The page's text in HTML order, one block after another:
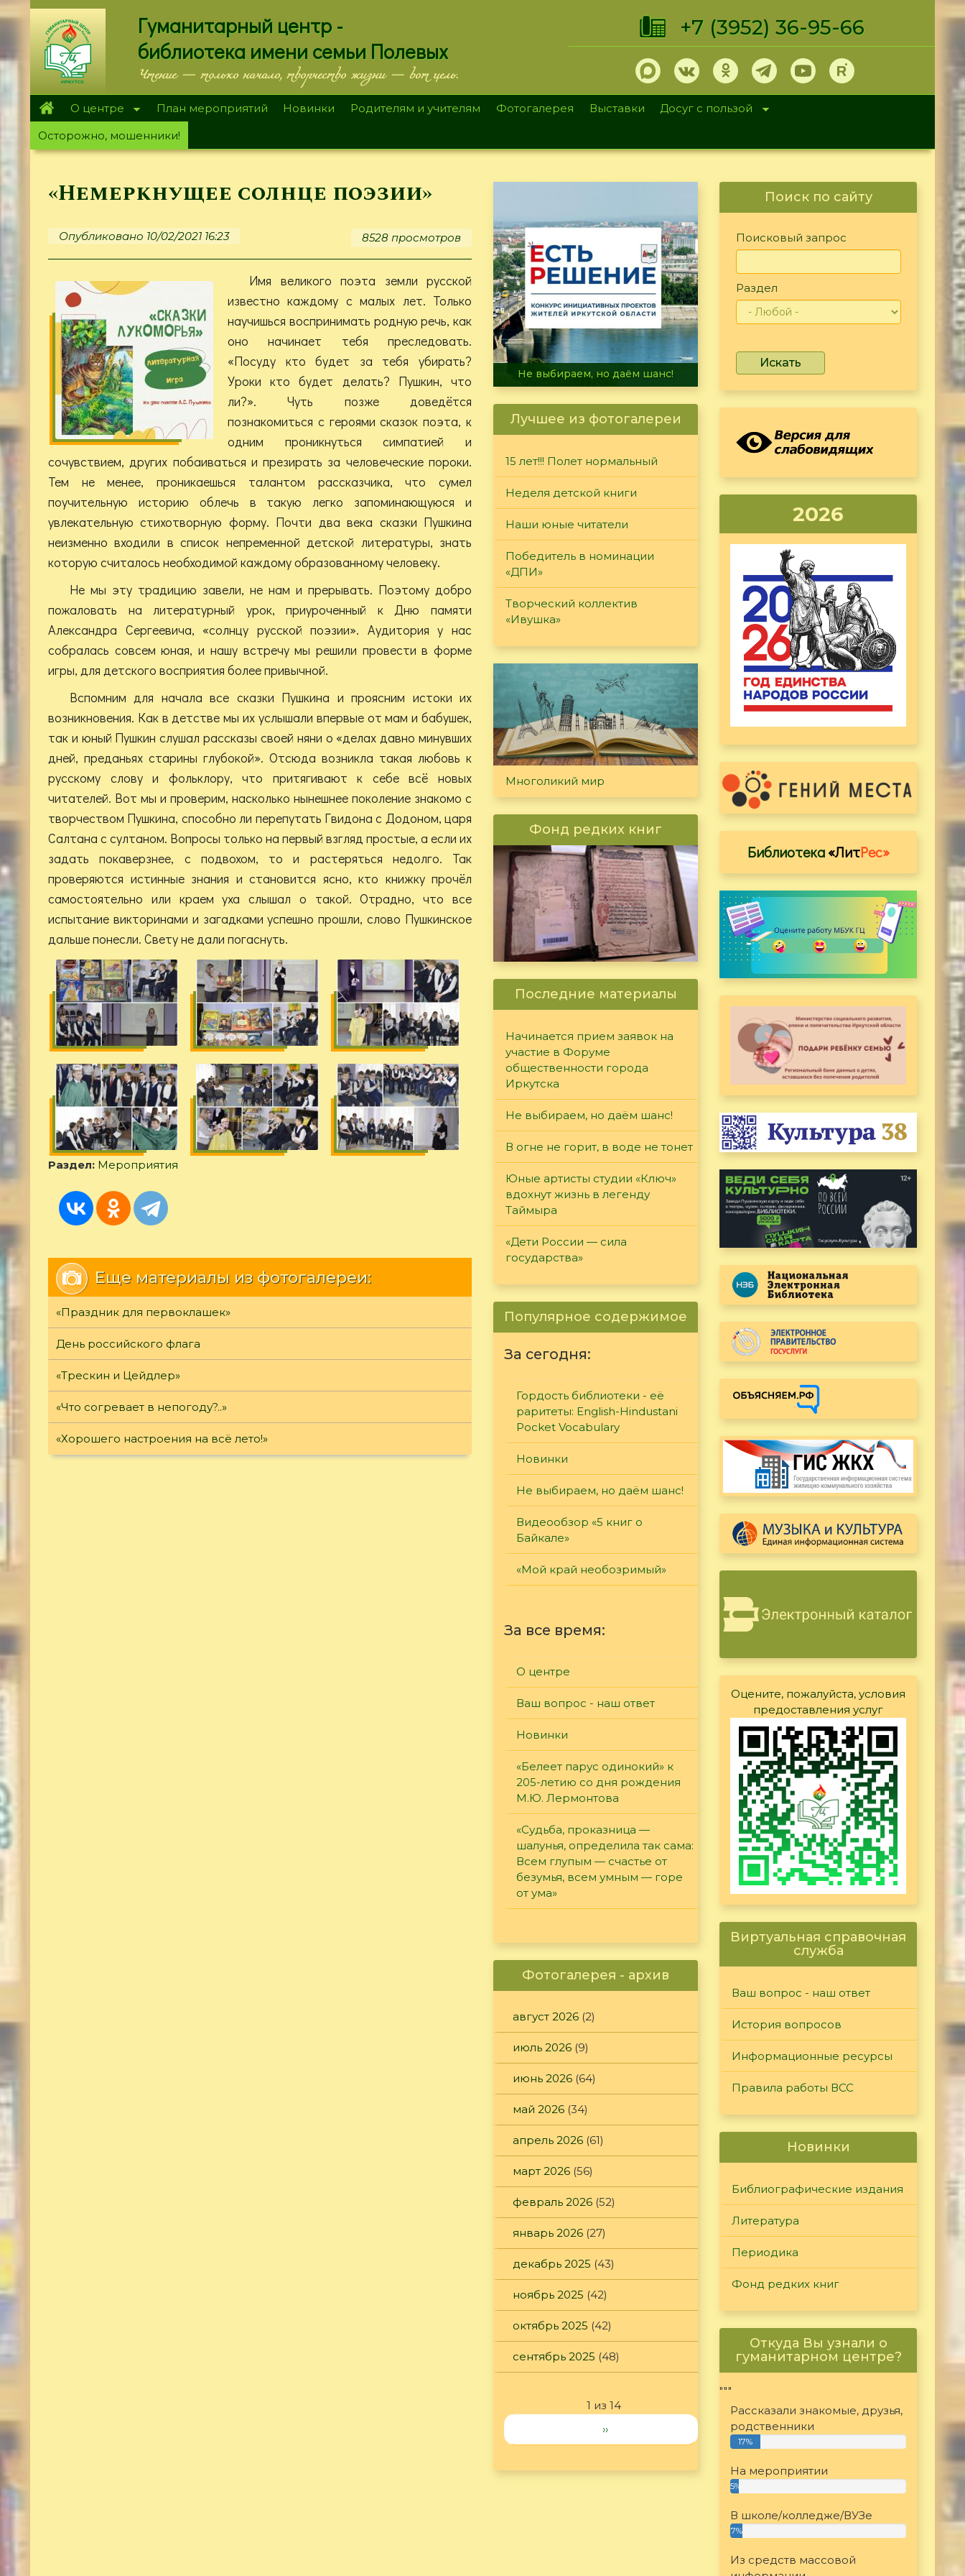
Перейти
к
основному
содержанию
Гуманитарный центр -
библиотека имени семьи Полевых
Чтение — только начало, творчество жизни — вот цель.
+7 (3952) 36-95-66
О центре План мероприятий Новинки Родителям и учителям Фотогалерея Выставки
Досуг с пользой
Осторожно, мошенники!
«Немеркнущее солнце поэзии»
Опубликовано 10/02/2021 16:23 8528 просмотров
Имя великого поэта земли русской
известно каждому с малых лет. Только
научишься воспринимать родную речь, как
оно начинает тебя преследовать.
«Посуду кто будет за тебя убирать?
Уроки кто будет делать? Пушкин, что
ли?». Чуть позже доведётся
познакомиться с героями сказок поэта, к
одним проникнуться симпатией и
сочувствием, других побаиваться и презирать за человеческие пороки.
Тем не менее, проникаешься талантом рассказчика, что сумел
поучительную историю облечь в такую легко запоминающуюся и
увлекательную стихотворную форму. Почти два века сказки Пушкина
неизменно входили в список непременной детской литературы, знать
которую считалось необходимой каждому образованному человеку.
Не мы эту традицию завели, не нам и прерывать. Поэтому добро
пожаловать на литературный урок, приуроченный к Дню памяти
Александра Сергеевича, «солнцу русской поэзии». Аудитория у нас
собралась совсем юная, и нашу встречу мы решили провести в форме
игры, для детского восприятия более привычной.
Вспомним для начала все сказки Пушкина и проясним истоки их
возникновения. Как в детстве мы их услышали впервые от мам и бабушек,
так и юный Пушкин слушал рассказы своей няни о «делах давно минувших
дней, преданьях старины глубокой». Отсюда возникла такая любовь к
русскому слову и фольклору, что притягивают к себе всё новых
читателей. Вот мы и проверим, насколько нынешнее поколение знакомо с
творчеством Пушкина, способно ли перепутать Гвидона с Додоном, царя
Салтана с султаном. Вопросы только на первый взгляд простые, а если их
задать покаверзнее, с подвохом, то и растеряться недолго. Так
проверяются истинные знания и становится ясно, кто книжку прочёл
самостоятельно или краем уха слышал о такой. Отрадно, что все
испытание викторинами и загадками успешно прошли, слово Пушкинское
дальше понесли. Свету не дали погаснуть.
Раздел: Мероприятия
Еще материалы из фотогалереи:
«Праздник для первоклашек»
День российского флага
«Трескин и Цейдлер»
«Что согревает в непогоду?..»
«Хорошего настроения на всё лето!»
В огне не горит, в воде не тонет
Лучшее из фотогалереи
15 лет!!! Полет нормальный
Неделя детской книги
Наши юные читатели
Победитель в номинации
«ДПИ»
Творческий коллектив
«Ивушка»
Многоликий мир
Фонд редких книг
Последние материалы
Начинается прием заявок на
участие в Форуме
общественности города
Иркутска
Не выбираем, но даём шанс!
В огне не горит, в воде не тонет
Юные артисты студии «Ключ»
вдохнут жизнь в легенду
Таймыра
«Дети России — сила
государства»
Популярное содержимое
За сегодня:
Гордость библиотеки - её
раритеты: English-Hindustani
Pocket Vocabulary
Новинки
Не выбираем, но даём шанс!
Видеообзор «5 книг о
Байкале»
«Мой край необозримый»
За все время:
О центре
Ваш вопрос - наш ответ
Новинки
«Белеет парус одинокий» к
205-летию со дня рождения
М.Ю. Лермонтова
«Судьба, проказница —
шалунья, определила так сама:
Всем глупым — счастье от
безумья, всем умным — горе
от ума»
Фотогалерея - архив
август 2026 (2)
июль 2026 (9)
июнь 2026 (64)
май 2026 (34)
апрель 2026 (61)
март 2026 (56)
февраль 2026 (52)
январь 2026 (27)
декабрь 2025 (43)
ноябрь 2025 (42)
октябрь 2025 (42)
сентябрь 2025 (48)
1 из 14
››
Поиск по сайту
Поисковый запрос
Раздел
Искать
2026
Библиотека«ЛитРес»
Оцените, пожалуйста, условия
предоставления услуг
Виртуальная справочная
служба
Ваш вопрос - наш ответ
История вопросов
Информационные ресурсы
Правила работы ВСС
Новинки
Библиографические издания
Литература
Периодика
Фонд редких книг
Откуда Вы узнали о
гуманитарном центре?
"""
Рассказали знакомые, друзья,
родственники
17%
На мероприятии
5%
В школе/колледже/ВУЗе
7%
Из средств массовой